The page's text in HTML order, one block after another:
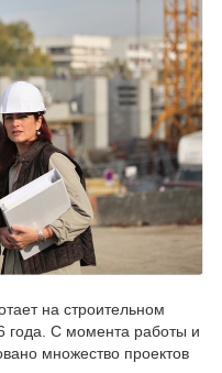
на строительном
года. С момента работы и
множество проектов